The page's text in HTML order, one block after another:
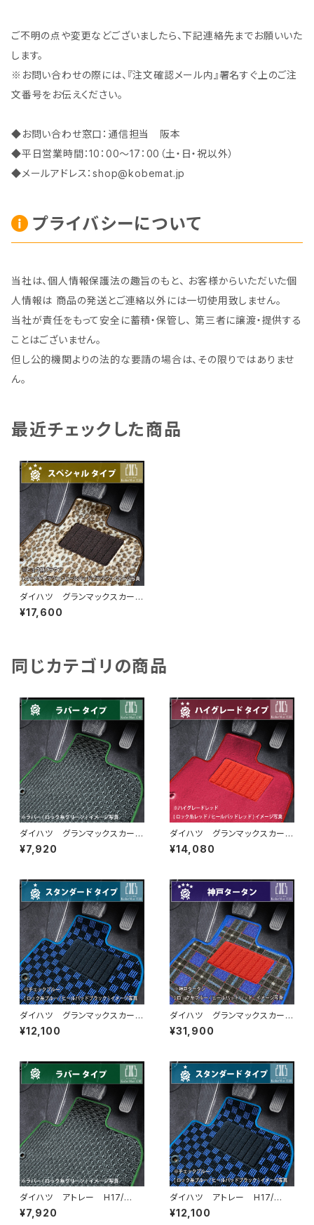
ご不明の点や変更などございましたら、下記連絡先までお願いいた
します。
※お問い合わせの際には、『注文確認メール内』署名すぐ上のご注
文番号をお伝えください。
◆お問い合わせ窓口：通信担当 阪本
◆平日営業時間：10：00～17：00（土・日・祝以外）
◆メールアドレス：shop@kobemat.jp
プライバシーについて
当社は、個人情報保護法の趣旨のもと、 お客様からいただいた個
人情報は 商品の発送とご連絡以外には一切使用致しません。
当社が責任をもって安全に蓄積・保管し、 第三者に譲渡・提供する
ことはございません。
但し公的機関よりの法的な要請の場合は、その限りではありませ
ん。
最近チェックした商品
ダイハツ グランマックスカー
ゴ R2/9〜 S403/413V フ
ロアマット一式 カーマット ス
¥17,600
同じカテゴリの商品
ダイハツ グランマックスカー
ゴ R2/9〜 S403/413V フ
ロアマット一式 カーマット 防
¥7,920
ダイハツ グランマックスカー
ゴ R2/9〜 S403/413V フ
ロアマット一式 カーマット ハ
¥14,080
ダイハツ グランマックスカー
ゴ R2/9〜 S403/413V フ
ロアマット一式 カーマット ス
¥12,100
ダイハツ グランマックスカー
ゴ R2/9〜 S403/413V フ
ロアマット一式 カーマット 神
¥31,900
ダイハツ アトレー H17/
5〜 S300系・S700系 フロ
アマット一式 カーマット 防
¥7,920
ダイハツ アトレー H17/
5〜 S300系・S700系 フロ
アマット一式 カーマット スタ
¥12,100